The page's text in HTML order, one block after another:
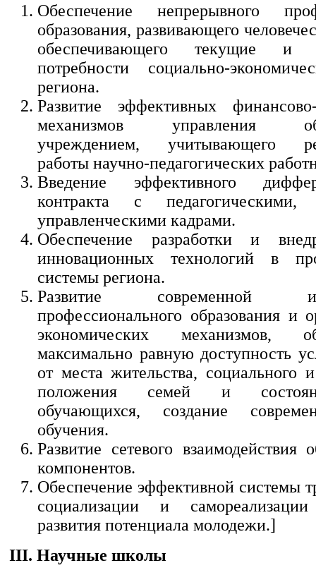
Обеспечение непрерывного
образования, развивающего
обеспечивающего текущие и
потребности социально-
региона.
Развитие эффективных финансово-
механизмов управления
учреждением, учитывающего
работы научно-педагогических
Введение эффективного
контракта с
управленческими кадрами.
Обеспечение разработки и
инновационных технологий в
системы региона.
Развитие современной
профессионального образования и
экономических механизмов,
максимально равную доступность
от места жительства, социального
положения семей и
обучающихся, создание
обучения.
Развитие сетевого взаимодействия
компонентов.
Обеспечение эффективной системы
социализации и
развития потенциала молодежи.]
III. Научные школы